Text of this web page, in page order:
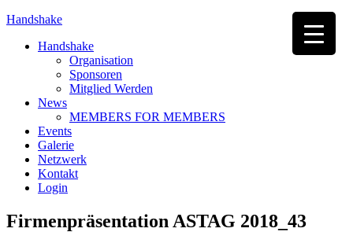
Handshake
Handshake
Organisation
Sponsoren
Mitglied Werden
News
MEMBERS FOR MEMBERS
Events
Galerie
Netzwerk
Kontakt
Login
Firmenpräsentation ASTAG 2018_43